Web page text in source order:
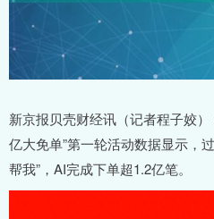
新京报贝壳财经讯（记者程子姣
亿大免单”第一轮活动数据显示，
帮我”，AI完成下单超1.2亿笔。